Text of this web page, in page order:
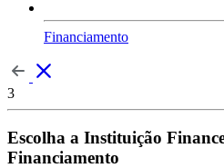
Financiamento
3
Escolha a Instituição
Financiamento